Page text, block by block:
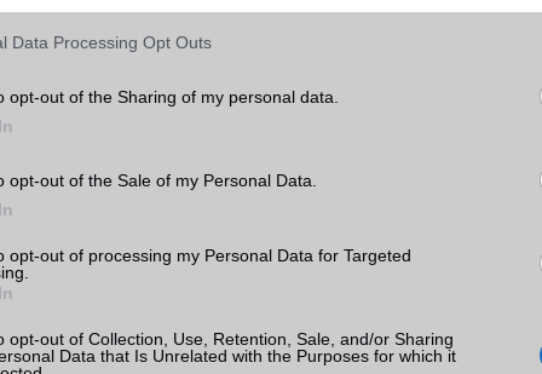
Data Processing Opt Outs
opt-out of the Sharing of my personal data.
opt-out of the Sale of my Personal Data.
opt-out of processing my Personal Data for Targeted
opt-out of Collection, Use, Retention, Sale, and/or Sharing
Data that Is Unrelated with the Purposes for which it
MMS Nincs
Infraport
Bluetooth
Wi-Fi (alap)g/b
Wi-Fi HotSpot alap szolgáltatás